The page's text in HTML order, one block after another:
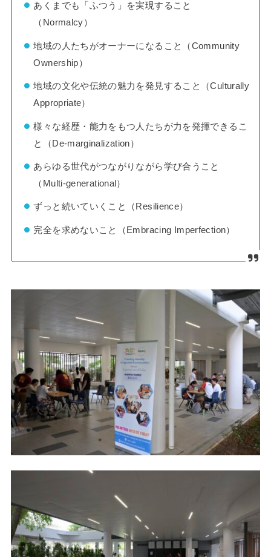
あくまでも「ふつう」を実現すること
（Normalcy）
地域の人たちがオーナーになること（Community
Ownership）
地域の文化や伝統の魅力を発見すること（Culturally
Appropriate）
様々な経歴・能力をもつ人たちが力を発揮できるこ
と（De-marginalization）
あらゆる世代がつながりながら学び合うこと
（Multi-generational）
ずっと続いていくこと（Resilience）
完全を求めないこと（Embracing Imperfection）